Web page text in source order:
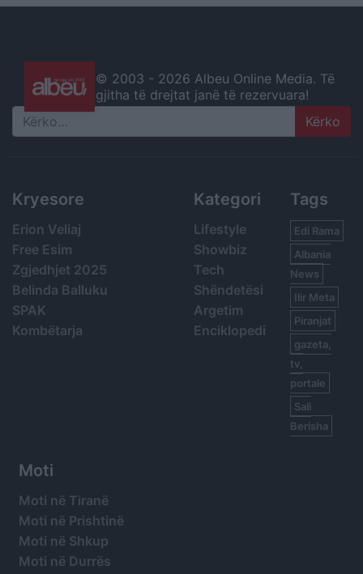
© 2003 - 2026 Albeu Online Media. Të
gjitha të drejtat janë të rezervuara!
Search
Kryesore
Erion Veliaj
Free Esim
Zgjedhjet 2025
Belinda Balluku
SPAK
Kombëtarja
Kategori
Lifestyle
Showbiz
Tech
Shëndetësi
Argetim
Enciklopedi
Tags
Edi Rama
Albania
News
Ilir Meta
Piranjat
gazeta,
tv,
portale
Sali
Berisha
Moti
Moti në Tiranë
Moti në Prishtinë
Moti në Shkup
Moti në Durrës